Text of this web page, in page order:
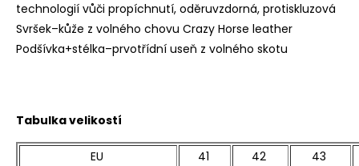
technologií vůči propíchnutí, oděruvzdorná, protiskluzová
Svršek–kůže z volného chovu Crazy Horse leather
Podšívka+stélka–prvotřídní useň z volného skotu
Tabulka velikostí
EU 41 42
43